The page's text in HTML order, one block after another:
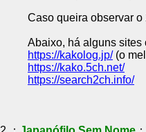
Caso queira observar o
Abaixo, há alguns sites
https://kakolog.jp/(o
https://kako.5ch.net/
https://search2ch.info/